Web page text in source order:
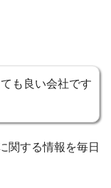
も良い会社です
関する情報を毎日